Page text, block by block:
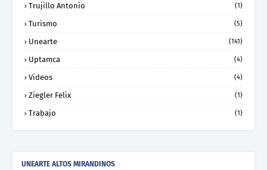
Trujillo Antonio (1)
Turismo (5)
Unearte (141)
Uptamca (4)
Videos (4)
Ziegler Felix (1)
Trabajo (1)
UNEARTE ALTOS MIRANDINOS